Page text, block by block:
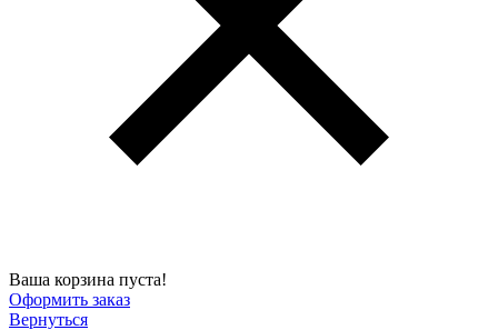
Ваша корзина пуста!
Оформить заказ
Вернуться